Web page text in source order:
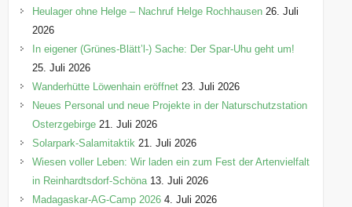
Heulager ohne Helge – Nachruf Helge Rochhausen 26. Juli
2026
In eigener (Grünes-Blätt’l-) Sache: Der Spar-Uhu geht um!
25. Juli 2026
Wanderhütte Löwenhain eröffnet 23. Juli 2026
Neues Personal und neue Projekte in der Naturschutzstation
Osterzgebirge 21. Juli 2026
Solarpark-Salamitaktik 21. Juli 2026
Wiesen voller Leben: Wir laden ein zum Fest der Artenvielfalt
in Reinhardtsdorf-Schöna 13. Juli 2026
Madagaskar-AG-Camp 2026 4. Juli 2026